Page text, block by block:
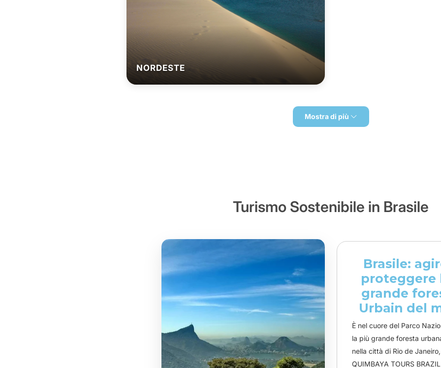
NORDESTE
Mostra di più
Turismo Sostenibile in Brasile
Brasile:
proteggere
grande
Urbain del
È nel cuore del Parco
la più grande foresta
nella città di Rio de
QUIMBAYA TOURS